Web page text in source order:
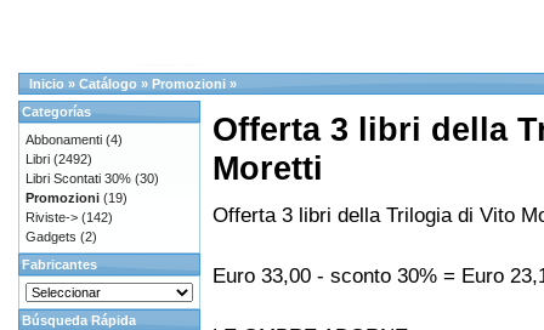
Inicio » Catálogo » Promozioni »
Offerta 3 libri della
Moretti
Offerta 3 libri della Trilogia di Vito
Euro 33,00 - sconto 30% = Euro
Categorías
Abbonamenti (4)
Libri (2492)
Libri Scontati 30% (30)
Promozioni (19)
Riviste-> (142)
Gadgets (2)
Fabricantes
Búsqueda Rápida